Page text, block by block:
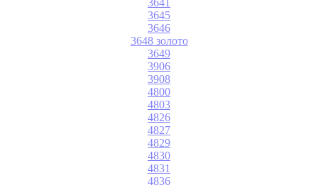
3645
3646
3648 золото
3649
3906
3908
4800
4803
4826
4827
4829
4830
4831
4836